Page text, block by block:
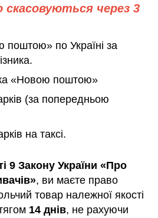
через 3
поштою» по Україні за
«Новою поштою»
(за попередньою
на таксі.
9 Закону України «Про
, ви маєте право
товар належної якості
14 днів, не рахуючи